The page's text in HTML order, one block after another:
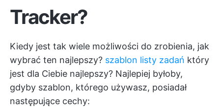
Tracker?
Kiedy jest tak wiele możliwości do zrobienia, jak
wybrać ten najlepszy? szablon listy zadań który
jest dla Ciebie najlepszy? Najlepiej byłoby,
gdyby szablon, którego używasz, posiadał
następujące cechy: